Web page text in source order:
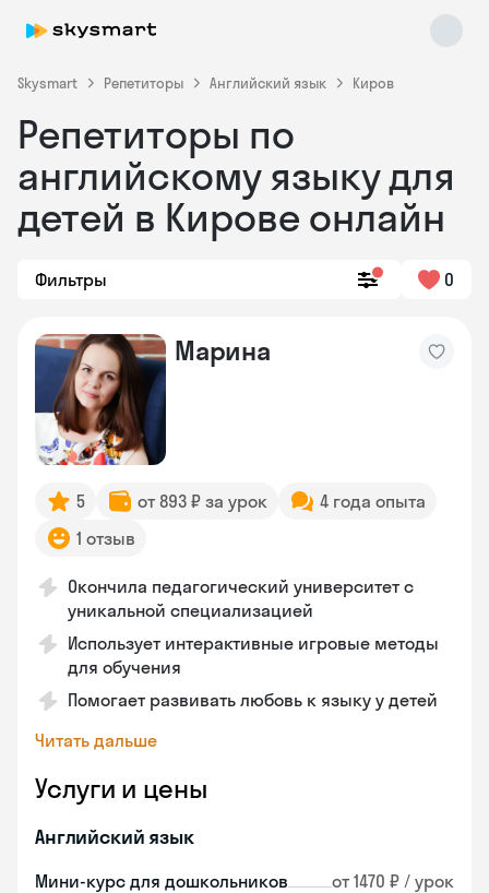
Skysmart Репетиторы Английский язык Киров
Репетиторы по
английскому языку для
детей в Кирове онлайн
Фильтры 0
Марина
5 от 893 ₽ за урок
4 года опыта
1 отзыв
Окончила педагогический университет с
уникальной специализацией
Использует интерактивные игровые методы
для обучения
Помогает развивать любовь к языку у детей
Читать дальше
Услуги и цены
Английский язык
Мини-курс для дошкольников от 1470 ₽ / урок
Skysmart Chat